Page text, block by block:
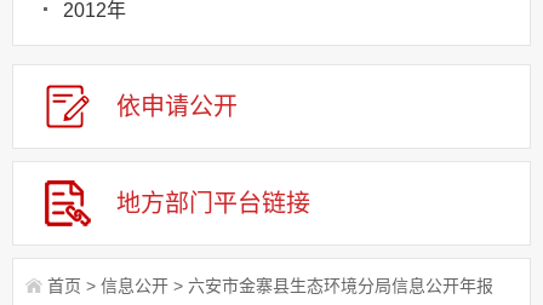
2012年
依申请公开
地方部门 平台链接
首页 > 信息公开 > 六安市金寨县生态环境分局信息公开年报